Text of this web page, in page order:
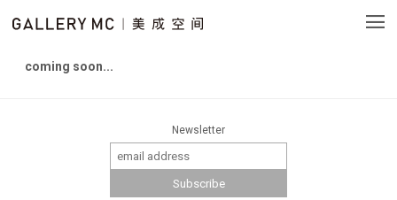
coming soon...
Newsletter